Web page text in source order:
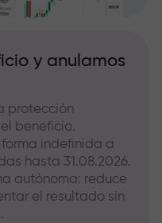
y anulamos
protección
beneficio.
forma indefinida a
hasta 31.08.2026.
autónoma: reduce
el resultado sin